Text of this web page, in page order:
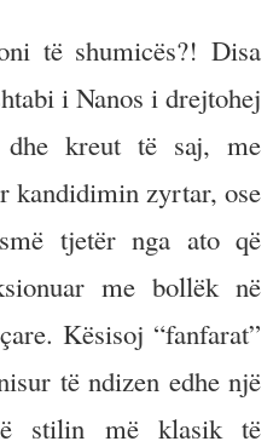
të shumicës?! Disa
i Nanos i drejtohej
dhe kreut të saj, me
kandidimin zyrtar, ose
tjetër nga ato që
me bollëk në
Kësisoj “fanfarat”
të ndizen edhe një
stilin më klasik të